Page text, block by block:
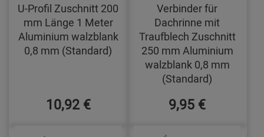
U-Profil Zuschnitt 200
mm Länge 1 Meter
Aluminium walzblank
0,8 mm (Standard)
10,92 €
Verbinder für
Dachrinne mit
Traufblech Zuschnitt
250 mm Aluminium
walzblank 0,8 mm
(Standard)
9,95 €